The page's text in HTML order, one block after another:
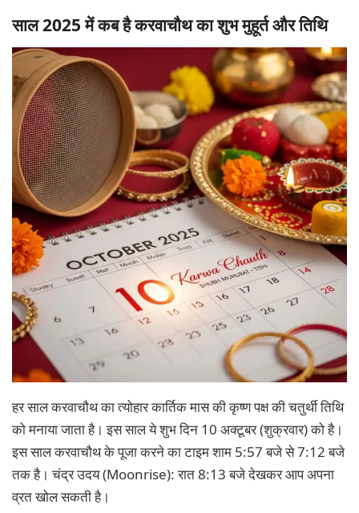
साल 2025 में कब है करवाचौथ का शुभ मुहूर्त और तिथि
हर साल करवाचौथ का त्योहार कार्तिक मास की कृष्ण पक्ष की चतुर्थी तिथि
को मनाया जाता है। इस साल ये शुभ दिन 10 अक्टूबर (शुक्रवार) को है।
इस साल करवाचौथ के पूजा करने का टाइम शाम 5:57 बजे से 7:12 बजे
तक है। चंद्र उदय (Moonrise): रात 8:13 बजे देखकर आप अपना
व्रत खोल सकती है।